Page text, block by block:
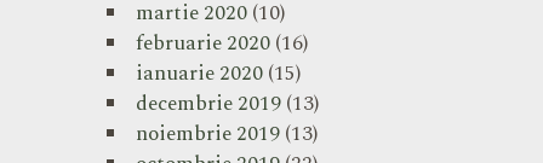
martie 2020(10)
februarie 2020(16)
ianuarie 2020(15)
decembrie 2019(13)
noiembrie 2019(13)